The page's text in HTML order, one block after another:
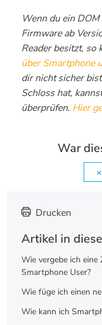
Wenn du ein
Firmwareab
Reader besitzt, so
über Smartphone
dir nicht sicher
Schloss hat,
überprüfen. Hier
War
Drucken
Artikel in
Wie vergebe ich
Smartphone User?
Wie füge ich einen
Wie kann ich